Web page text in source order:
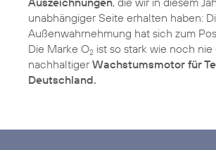
unabhängiger Seite erhalten haben:
Außenwahrnehmung hat sich zum
Die Marke O2 ist so stark wie noch nie
nachhaltigerWachstumsmotor für
Deutschland.